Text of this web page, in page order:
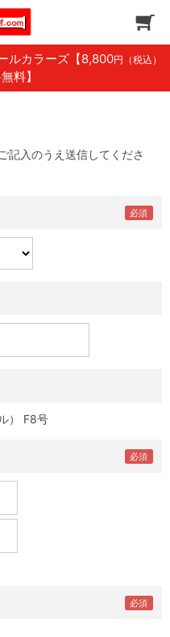
ルカラーズ 【8,800円（税込）
料】
記入のうえ送信してくださ
） F8号